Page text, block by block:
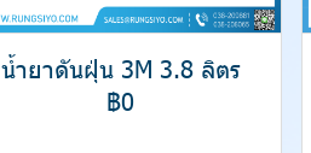
น้ำยาดันฝุ่น 3M 3.8 ลิตร
฿0